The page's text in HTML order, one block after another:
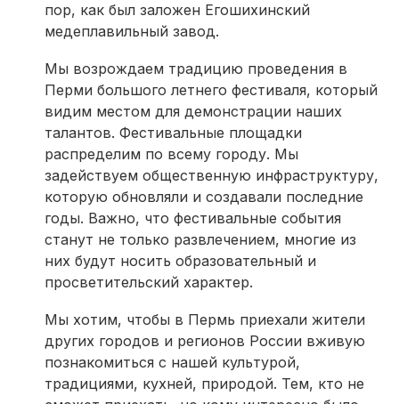
пор, как был заложен Егошихинский
медеплавильный завод.
Мы возрождаем традицию проведения в
Перми большого летнего фестиваля, который
видим местом для демонстрации наших
талантов. Фестивальные площадки
распределим по всему городу. Мы
задействуем общественную инфраструктуру,
которую обновляли и создавали последние
годы. Важно, что фестивальные события
станут не только развлечением, многие из
них будут носить образовательный и
просветительский характер.
Мы хотим, чтобы в Пермь приехали жители
других городов и регионов России вживую
познакомиться с нашей культурой,
традициями, кухней, природой. Тем, кто не